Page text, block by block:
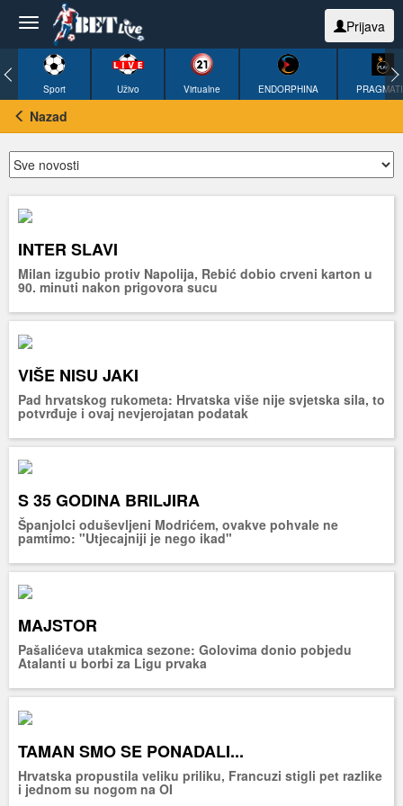
Prijava
Sport Uživo Virtualne ENDORPHINA
Nazad
INTER SLAVI
Milan izgubio protiv Napolija, Rebić dobio crveni karton u
90. minuti nakon prigovora sucu
VIŠE NISU JAKI
Pad hrvatskog rukometa: Hrvatska više nije svjetska sila, to
potvrđuje i ovaj nevjerojatan podatak
S 35 GODINA BRILJIRA
Španjolci oduševljeni Modrićem, ovakve pohvale ne
pamtimo: "Utjecajniji je nego ikad"
MAJSTOR
Pašalićeva utakmica sezone: Golovima donio pobjedu
Atalanti u borbi za Ligu prvaka
TAMAN SMO SE PONADALI...
Hrvatska propustila veliku priliku, Francuzi stigli pet razlike
i jednom su nogom na OI